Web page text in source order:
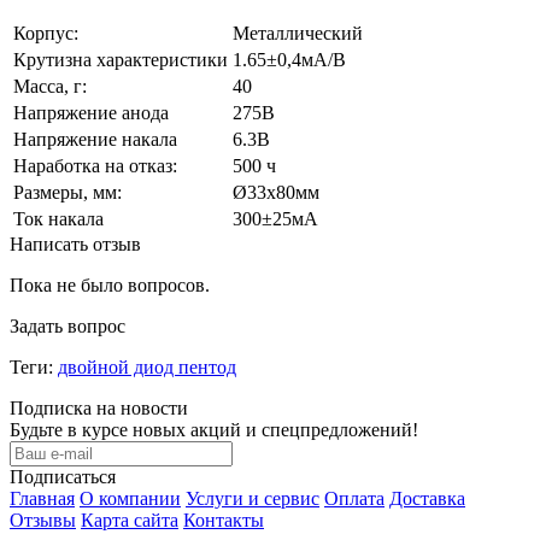
Корпус:
Металлический
Крутизна характеристики 1.65±0,4мА/В
Масса, г:
40
Напряжение анода
275В
Напряжение накала
6.3В
Наработка на отказ:
500 ч
Размеры, мм:
Ø33х80мм
Ток накала
300±25мА
Написать отзыв
Пока не было вопросов.
Задать вопрос
Теги: двойной диод пентод
Подписка на новости
Будьте в курсе новых акций и спецпредложений!
Подписаться
Главная О компании Услуги и сервис Оплата Доставка
Отзывы Карта сайта Контакты